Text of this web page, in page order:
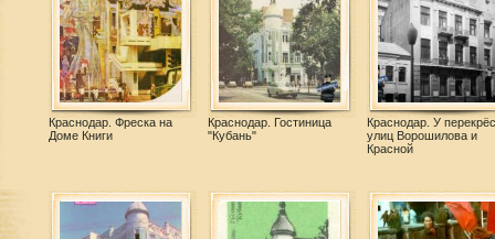
Краснодар. Фреска на
Доме Книги
Краснодар. Гостиница
"Кубань"
Краснодар. У
улиц Ворошилова и
Красной